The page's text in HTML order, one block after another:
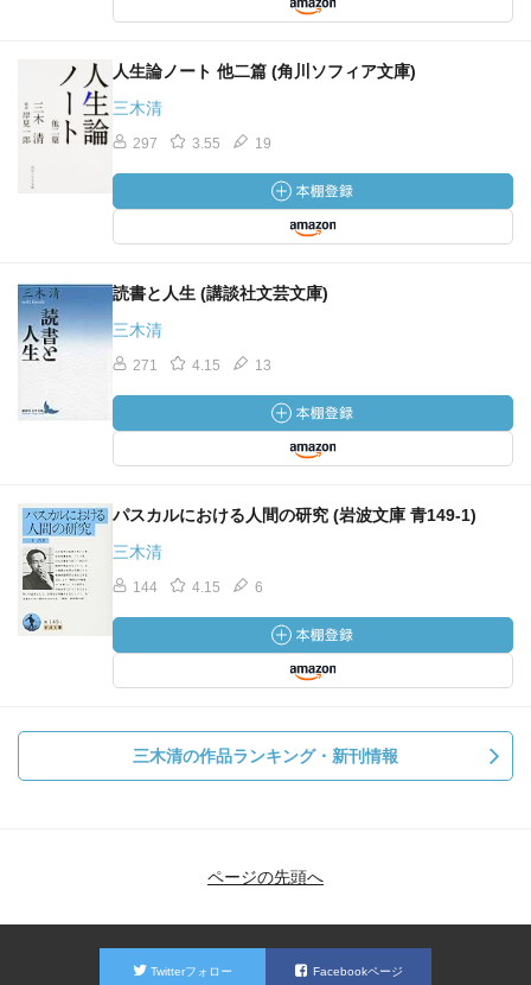
人生論ノート 他二篇 (角川ソフィア文庫)
三木清
297 3.55 19
読書と人生 (講談社文芸文庫)
三木清
271 4.15 13
パスカルにおける人間の研究 (岩波文庫 青149-1)
三木清
144 4.15 6
三木清の作品ランキング・新刊情報
ページの先頭へ
Twitterフォロー Facebookページ